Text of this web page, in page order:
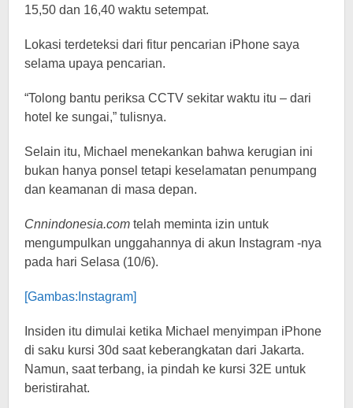
15,50 dan 16,40 waktu setempat.
Lokasi terdeteksi dari fitur pencarian iPhone saya
selama upaya pencarian.
“Tolong bantu periksa CCTV sekitar waktu itu – dari
hotel ke sungai,” tulisnya.
Selain itu, Michael menekankan bahwa kerugian ini
bukan hanya ponsel tetapi keselamatan penumpang
dan keamanan di masa depan.
Cnnindonesia.com telah meminta izin untuk
mengumpulkan unggahannya di akun Instagram -nya
pada hari Selasa (10/6).
[Gambas:Instagram]
Insiden itu dimulai ketika Michael menyimpan iPhone
di saku kursi 30d saat keberangkatan dari Jakarta.
Namun, saat terbang, ia pindah ke kursi 32E untuk
beristirahat.